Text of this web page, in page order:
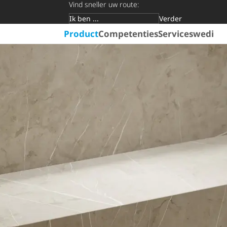
Vind sneller uw route:
Doelgroep
Verder
ProductCompetentiesServiceswedi